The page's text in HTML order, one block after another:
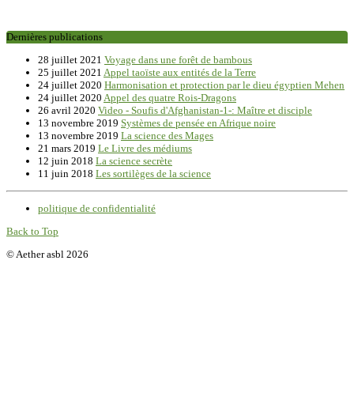
Dernières publications
28 juillet 2021 Voyage dans une forêt de bambous
25 juillet 2021 Appel taoïste aux entités de la Terre
24 juillet 2020 Harmonisation et protection par le dieu égyptien Mehen
24 juillet 2020 Appel des quatre Rois-Dragons
26 avril 2020 Video - Soufis d'Afghanistan-1-: Maître et disciple
13 novembre 2019 Systèmes de pensée en Afrique noire
13 novembre 2019 La science des Mages
21 mars 2019 Le Livre des médiums
12 juin 2018 La science secrète
11 juin 2018 Les sortilèges de la science
politique de confidentialité
Back to Top
© Aether asbl 2026